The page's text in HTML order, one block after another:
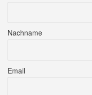
Nachname
Email